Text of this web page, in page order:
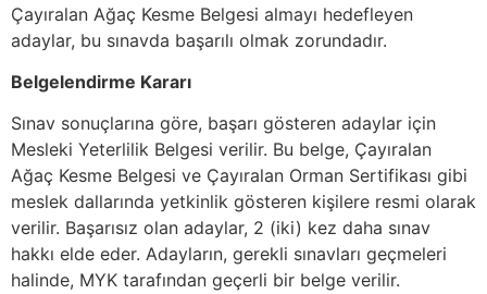
Çayıralan Ağaç Kesme Belgesi almayı hedefleyen
adaylar, bu sınavda başarılı olmak zorundadır.
Belgelendirme Kararı
Sınav sonuçlarına göre, başarı gösteren adaylar için
Mesleki Yeterlilik Belgesi verilir. Bu belge, Çayıralan
Ağaç Kesme Belgesi ve Çayıralan Orman Sertifikası gibi
meslek dallarında yetkinlik gösteren kişilere resmi olarak
verilir. Başarısız olan adaylar, 2 (iki) kez daha sınav
hakkı elde eder. Adayların, gerekli sınavları geçmeleri
halinde, MYK tarafından geçerli bir belge verilir.